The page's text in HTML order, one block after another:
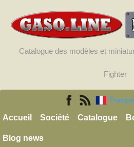
Catalogue des modèles et
Fighter
Accueil Société Catalogue
Blog news